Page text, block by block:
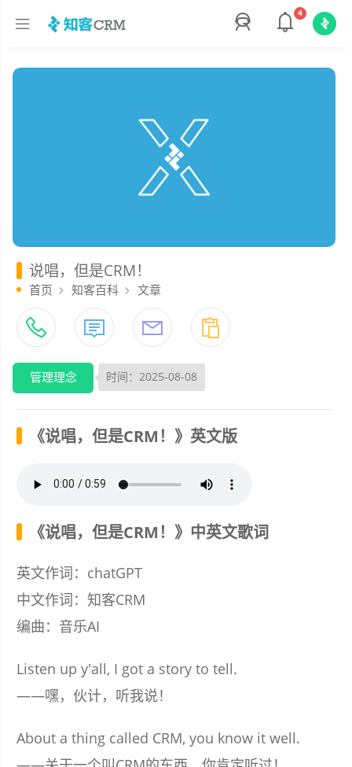
4
说唱，但是CRM！
首页 知客百科 文章
管理理念 时间：2025-08-08
《说唱，但是CRM！》英文版
《说唱，但是CRM！》中英文歌词
英文作词：chatGPT
中文作词：知客CRM
编曲：音乐AI
Listen up y'all, I got a story to tell.
——嘿，伙计，听我说！
About a thing called CRM, you know it well.